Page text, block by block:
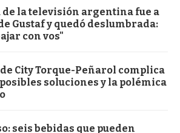
de la televisión argentina fue a
Gustaf y quedó deslumbrada:
con vos"
City Torque-Peñarol complica
soluciones y la polémica
seis bebidas que pueden